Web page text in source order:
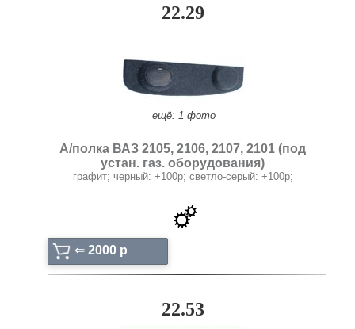
22.29
ещё: 1 фото
А/полка ВАЗ 2105, 2106, 2107, 2101 (под
устан. газ. оборудования)
графит; черный: +100p; светло-серый: +100р;
⇐ 2000 p
22.53